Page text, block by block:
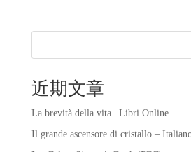
近期文章
La brevità della vita | Libri Online
Il grande ascensore di cristallo –